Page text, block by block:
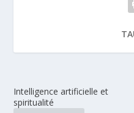
Intelligence artificielle et
spiritualité